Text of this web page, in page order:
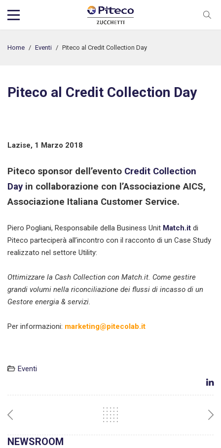
Home / Eventi / Piteco al Credit Collection Day
Piteco al Credit Collection Day
Lazise, 1 Marzo 2018
Piteco sponsor dell’evento Credit Collection
Day in collaborazione con l’Associazione AICS,
Associazione Italiana Customer Service.
Piero Pogliani, Responsabile della Business Unit Match.it di
Piteco parteciperà all’incontro con il racconto di un Case Study
realizzato nel settore Utility:
Ottimizzare la Cash Collection con Match.it. Come gestire
grandi volumi nella riconciliazione dei flussi di incasso di un
Gestore energia & servizi.
Per informazioni: marketing@pitecolab.it
Eventi
NEWSROOM